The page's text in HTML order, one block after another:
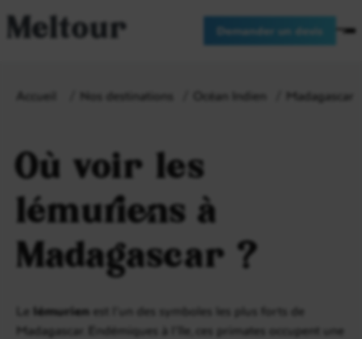
Meltour Demander un devis
Accueil Nos destinations Océan Indien Madagascar
Où voir les
lémuriens à
Madagascar ?
Le lémurien est l’un des symboles les plus forts de
Madagascar. Endémiques à l’île, ces primates occupent une